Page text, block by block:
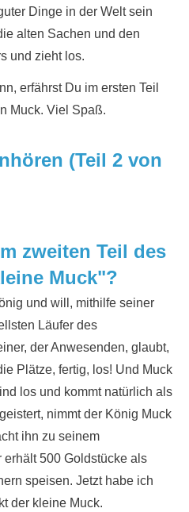
Dinge in der Welt sein
alten Sachen und den
und zieht los.
erfährst Du im ersten Teil
Muck. Viel Spaß.
(Teil 2 von
zweiten Teil des
Muck"?
und will, mithilfe seiner
Läufer des
der Anwesenden, glaubt,
Plätze, fertig, los! Und Muck
los und kommt natürlich als
nimmt der König Muck
ihn zu seinem
500 Goldstücke als
speisen. Jetzt habe ich
der kleine Muck.